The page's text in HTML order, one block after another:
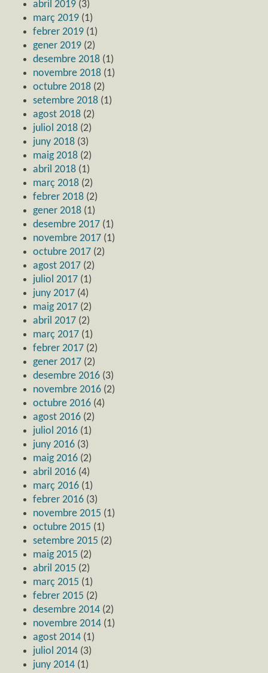
abril 2019 (3)
març 2019 (1)
febrer 2019 (1)
gener 2019 (2)
desembre 2018 (1)
novembre 2018 (1)
octubre 2018 (2)
setembre 2018 (1)
agost 2018 (2)
juliol 2018 (2)
juny 2018 (3)
maig 2018 (2)
abril 2018 (1)
març 2018 (2)
febrer 2018 (2)
gener 2018 (1)
desembre 2017 (1)
novembre 2017 (1)
octubre 2017 (2)
agost 2017 (2)
juliol 2017 (1)
juny 2017 (4)
maig 2017 (2)
abril 2017 (2)
març 2017 (1)
febrer 2017 (2)
gener 2017 (2)
desembre 2016 (3)
novembre 2016 (2)
octubre 2016 (4)
agost 2016 (2)
juliol 2016 (1)
juny 2016 (3)
maig 2016 (2)
abril 2016 (4)
març 2016 (1)
febrer 2016 (3)
novembre 2015 (1)
octubre 2015 (1)
setembre 2015 (2)
maig 2015 (2)
abril 2015 (2)
març 2015 (1)
febrer 2015 (2)
desembre 2014 (2)
novembre 2014 (1)
agost 2014 (1)
juliol 2014 (3)
juny 2014 (1)